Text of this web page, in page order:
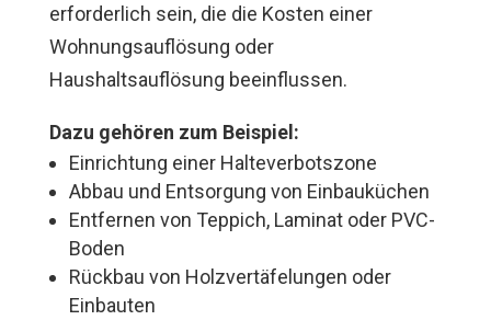
erforderlich sein, die die Kosten einer
Wohnungsauflösung oder
Haushaltsauflösung beeinflussen.
Dazu gehören zum Beispiel:
Einrichtung einer Halteverbotszone
Abbau und Entsorgung von Einbauküchen
Entfernen von Teppich, Laminat oder PVC-
Boden
Rückbau von Holzvertäfelungen oder
Einbauten